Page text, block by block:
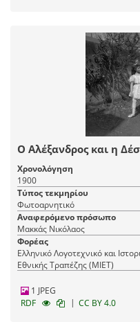
Ο Αλέξανδρος και η
Χρονολόγηση
1900
Τύπος τεκμηρίου
Φωτοαρνητικό
Αναφερόμενο πρόσωπο
Μακκάς Νικόλαος
Φορέας
Ελληνικό Λογοτεχνικό και
Εθνικής Τραπέζης (ΜΙΕΤ)
1 JPEG
RDF
| CC BY 4.0